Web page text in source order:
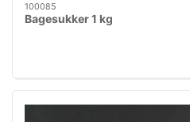
100085
Bagesukker 1 kg